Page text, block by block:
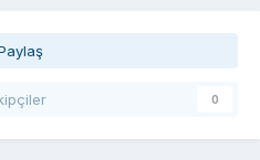
0